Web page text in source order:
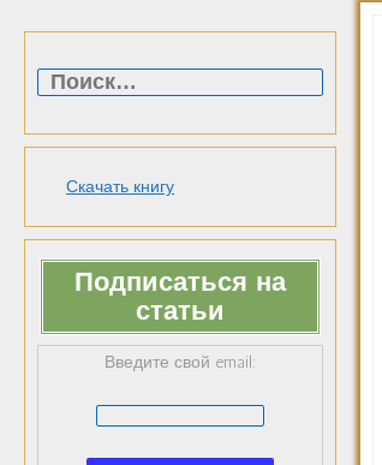
Скачать книгу
Подписаться на
статьи
Введите свой email: